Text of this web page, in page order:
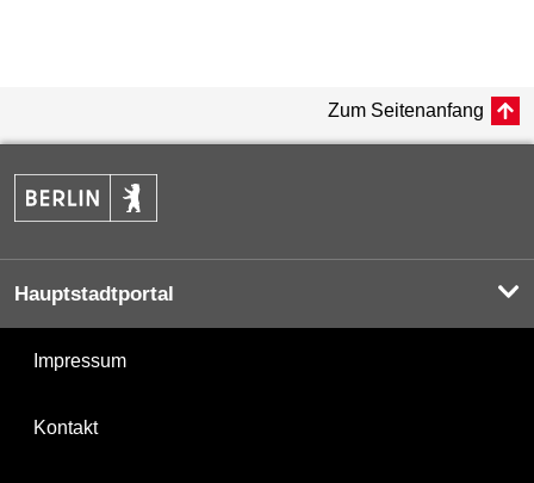
Zum Seitenanfang
Hauptstadtportal
Impressum
Kontakt